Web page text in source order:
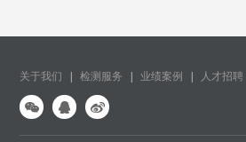
关于我们 |检测服务 业绩案例 人才招聘